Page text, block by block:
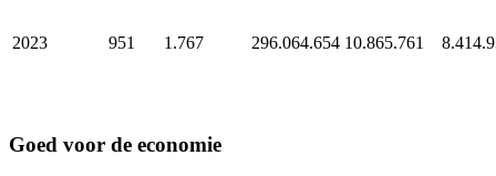
2023 951 1.767 296.064.654 10.865.761
Goed voor de economie